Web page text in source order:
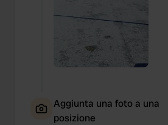
Aggiunta una foto a una
posizione